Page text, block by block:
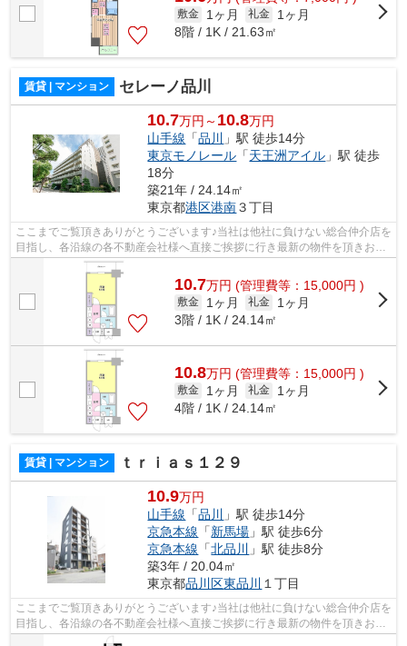
敷金 1ヶ月 礼金
1ヶ月
8階 / 1K / 21.63㎡
賃貸 | マンション セレーノ品川
10.7万円～ 10.8万円
山手線 「品川
」駅 徒歩14分
東京モノレール 「天王洲アイル 」駅 徒歩
18分
築21年 / 24.14㎡
東京都港区港南３丁目
ここまでご覧頂きありがとうございます♪当社は他社に負けない総合仲介店を
目指し、各沿線の各不動産会社様へ直接ご挨拶に行き最新の物件を頂きお客
様へ提供しております！最新の情報は...
10.7万円 (管理費等：15,000円 )
敷金 1ヶ月 礼金
1ヶ月
3階 / 1K / 24.14㎡
10.8万円 (管理費等：15,000円 )
敷金 1ヶ月 礼金
1ヶ月
4階 / 1K / 24.14㎡
賃貸 | マンション ｔｒｉａｓ１２９
10.9万円
山手線 「品川
」駅 徒歩14分
京急本線 「新馬場 」駅 徒歩6分
京急本線 「北品川
」駅 徒歩8分
築3年 / 20.04㎡
東京都品川区東品川 １丁目
ここまでご覧頂きありがとうございます♪当社は他社に負けない総合仲介店を
目指し、各沿線の各不動産会社様へ直接ご挨拶に行き最新の物件を頂きお客
様へ提供しております！最新の情報は...